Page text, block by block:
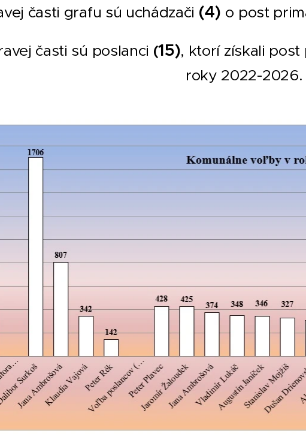
časti grafu sú uchádzači (4) o post
časti sú poslanci (15), ktorí získali
roky 2022-2026.